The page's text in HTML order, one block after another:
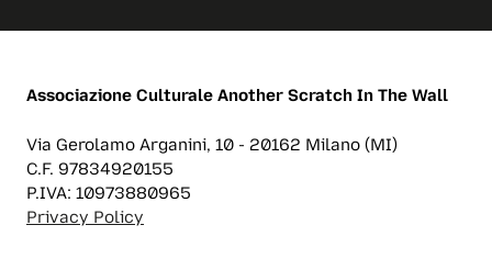
Associazione Culturale Another Scratch In The Wall
Via Gerolamo Arganini, 10 - 20162 Milano (MI)
C.F. 97834920155
P.IVA: 10973880965
Privacy Policy